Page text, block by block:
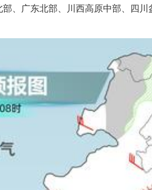
、广东北部、川西高原中部、四